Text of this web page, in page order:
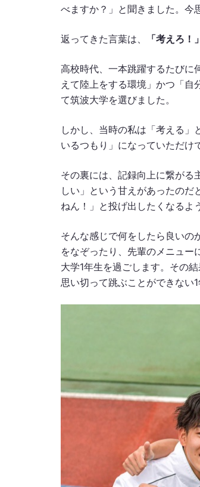
べますか？」と聞きました。今
返ってきた言葉は、 「考えろ！」
高校時代、一本跳躍するたびに
えて陸上をする環境」かつ「
て筑波大学を選びました。
しかし、当時の私は「考える
いるつもり」になっていただけ
その裏には、記録向上に繋がる
しい」という甘えがあったの
ねん！」と投げ出したくなるよ
そんな感じで何をしたら良いの
をなぞったり、先輩のメニュ
大学1年生を過ごします。その
思い切って跳ぶことができない1